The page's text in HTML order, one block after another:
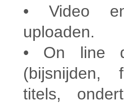
• Video
uploaden.
• On line
(bijsnijden,
titels,